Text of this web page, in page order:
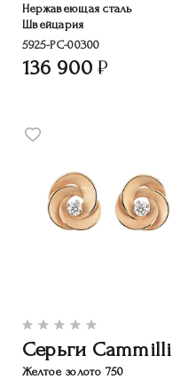
Нержавеющая сталь
Швейцария
5925-PC-00300
136 900
Серьги Cammilli
Желтое золото 750